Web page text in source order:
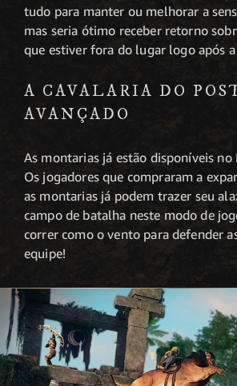
tudo para manter ou melhorar a
mas seria ótimo receber retorno
que estiver fora do lugar logo após
A CAVALARIA DO
AVANÇADO
As montarias já estão disponíveis no
Os jogadores que compraram a
as montarias já podem trazer seu
campo de batalha neste modo de
correr como o vento para defender
equipe!